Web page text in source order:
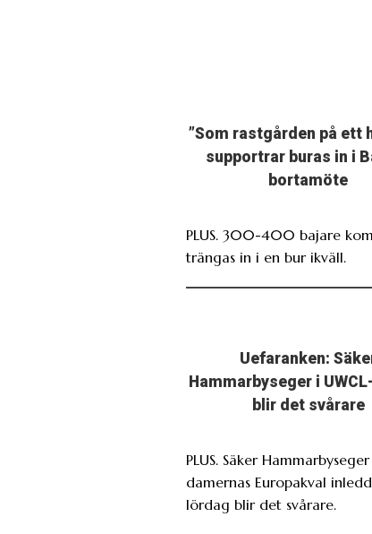
”Som rastgården på ett
supportrar buras in i
bortamöte
PLUS. 300-400 bajare
trängas in i en bur ikväll.
Uefaranken:
Hammarbyseger i
blir det svårare
PLUS. Säker
damernas Europakval
lördag blir det svårare.